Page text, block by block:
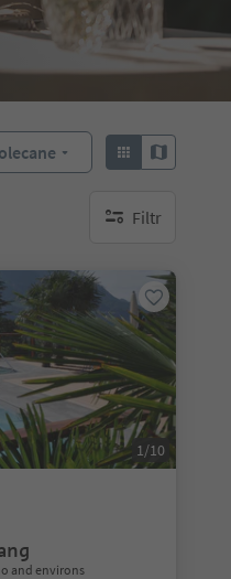
Filtr
brak aktywnych
1/10
and environs